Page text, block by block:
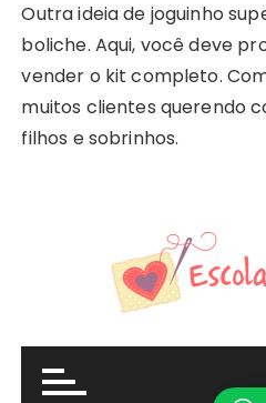
Outra ideia de joguinho
boliche. Aqui, você deve
vender o kit completo.
muitos clientes querendo
filhos e sobrinhos.